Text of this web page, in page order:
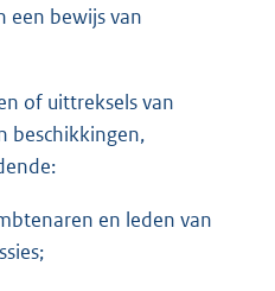
een bewijs van
of uittreksels van
beschikkingen,
en leden van